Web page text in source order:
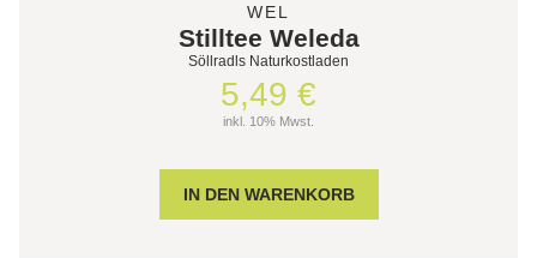
WEL
Stilltee Weleda
Söllradls Naturkostladen
5,49 €
inkl. 10% Mwst.